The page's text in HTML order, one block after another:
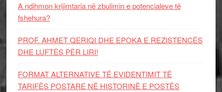
A ndihmon krijimtaria në zbulimin e potencialeve të
fshehura?
PROF. AHMET QERIQI DHE EPOKA E REZISTENCЁS
DHE LUFTЁS PЁR LIRI!
FORMAT ALTERNATIVE TË EVIDENTIMIT TË
TARIFËS POSTARE NË HISTORINË E POSTËS